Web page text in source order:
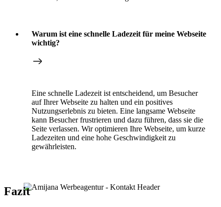
Warum ist eine schnelle Ladezeit für meine Webseite
wichtig?
Eine schnelle Ladezeit ist entscheidend, um Besucher
auf Ihrer Webseite zu halten und ein positives
Nutzungserlebnis zu bieten. Eine langsame Webseite
kann Besucher frustrieren und dazu führen, dass sie die
Seite verlassen. Wir optimieren Ihre Webseite, um kurze
Ladezeiten und eine hohe Geschwindigkeit zu
gewährleisten.
Fazit